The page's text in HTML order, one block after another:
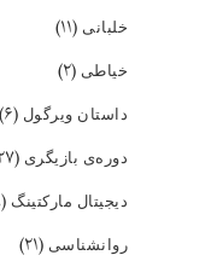
خلبانی (۱۱)
خیاطی (۲)
داستان ویرگول (۶)
دوره‌ی بازیگری (۲۷)
دیجیتال مارکتینگ (۸)
روانشناسی (۲۱)